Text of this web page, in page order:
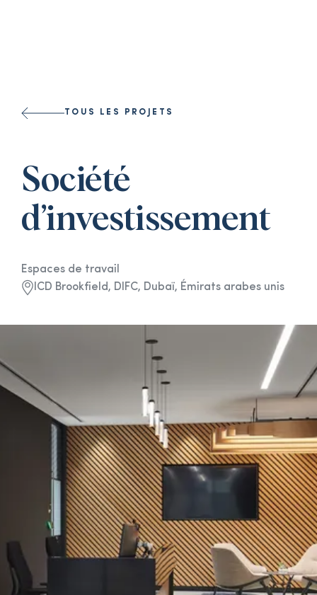
TOUS LES PROJETS
Société
d’investissement
Espaces de travail
ICD Brookfield, DIFC, Dubaï, Émirats arabes unis